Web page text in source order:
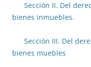
Sección II. Del
bienes inmuebles.
Sección III. Del
bienes muebles